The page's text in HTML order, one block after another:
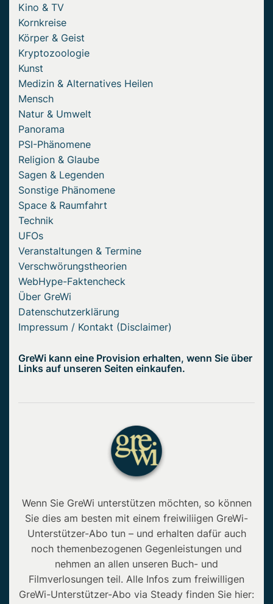
Kino & TV
Kornkreise
Körper & Geist
Kryptozoologie
Kunst
Medizin & Alternatives Heilen
Mensch
Natur & Umwelt
Panorama
PSI-Phänomene
Religion & Glaube
Sagen & Legenden
Sonstige Phänomene
Space & Raumfahrt
Technik
UFOs
Veranstaltungen & Termine
Verschwörungstheorien
WebHype-Faktencheck
Über GreWi
Datenschutzerklärung
Impressum / Kontakt (Disclaimer)
GreWi kann eine Provision erhalten, wenn Sie über
Links auf unseren Seiten einkaufen.
Wenn Sie GreWi unterstützen möchten, so können
Sie dies am besten mit einem freiwiliigen GreWi-
Unterstützer-Abo tun – und erhalten dafür auch
noch themenbezogenen Gegenleistungen und
nehmen an allen unseren Buch- und
Filmverlosungen teil. Alle Infos zum freiwilligen
GreWi-Unterstützer-Abo via Steady finden Sie hier: